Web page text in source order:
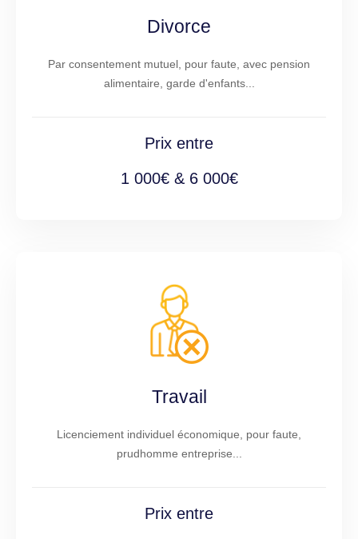
Divorce
Par consentement mutuel, pour faute, avec pension
alimentaire, garde d'enfants...
Prix entre
1 000€ & 6 000€
Travail
Licenciement individuel économique, pour faute,
prudhomme entreprise...
Prix entre